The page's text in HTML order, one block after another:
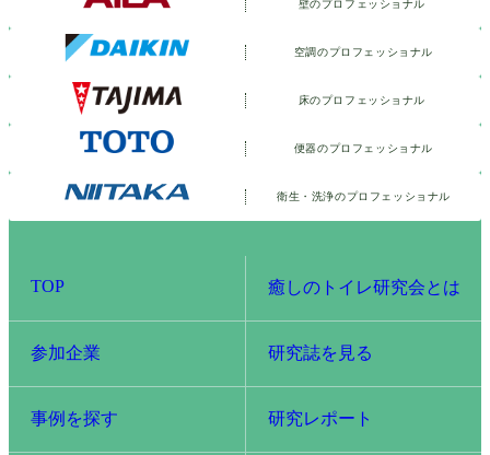
壁のプロフェッショナル
空調のプロフェッショナル
床のプロフェッショナル
便器のプロフェッショナル
衛生・洗浄のプロフェッショナル
TOP 癒しのトイレ研究会とは
参加企業 研究誌を見る
事例を探す 研究レポート